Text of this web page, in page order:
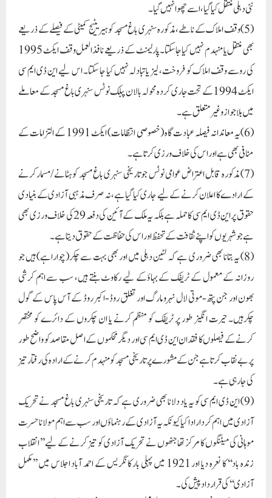
نئی دہلی منتقل کیاگیا، اسے چھوا نہیں گیا۔
(5)وقف املاک کے ناطے،مذکورہ سنہری باغ مسجد کو ہیریٹیج کمیٹی کے فیصلے کے ذریعے
بھی منتقل یا منہدم نہیں کیا جاسکتا۔پارلیمنٹ کے ذریعے نافذالعمل وقف ایکٹ 1995
کی روسے وقف املاک کو فروخت، لیز یاتبادلہ نہیں کیا جا سکتا۔ اس لیے این ڈی ایم سی
ایکٹ 1994 کے تحت جاری کردہ محولہ بالا ن پبلک نوٹس سنہری باغ مسجد کے معاملے
میں بلاجوازو غیرمتعلق ہے۔
(6)یہ معاندانہ فیصلہ عبادت گاہ (خصوصی انتظامات) ایکٹ 1991 کے التزامات کے
منافی بھی ہے اور اس کی خلاف ورزی کرتا ہے۔
(7) مذکورہ قابل اعتراض عوامی نوٹس جوتاریخی سنہری باغ مسجد کو ہٹانے/مسمارکرنے
کے ارادے کا اعلان کرنے کے لیے جاری کیا گیا ہے،نہ صرف مذہبی آزادی کے بنیادی
حقوق پراین ڈی ایم سی کا حملہ ہے بلکہ یہ ملک کے آئین کی دفعہ 29 کی خلاف ورزی بھی
ہے جو شہریوں کو اپنے ثقافت کے تحفظ اور اس کی حفاظت کے حقوق دیتا ہے۔
(8) یہ بتانا بھی ضروری ہے کہ لٹین دہلی میں اور بھی بہت سے چکر(چواراہے) ہیں جو
روزانہ کے معمول کے ٹریفک کے بہاؤکے لیے رکاوٹ بنتے ہیں، سب سے اہم کرشی
بھون اور جن پتھ-موتی لال نہرو مارگ اور تغلق روڈ-اکبر روڈ کے آس پاس کے گول
چکرہیں۔ حیرت انگیز طور پر ٹریفک کو منظم کرنے یا ان چکروں کے دائرے کو مختصر
کرنے کے فیصلوں کا فقدان این ڈی ایم سی اور دیگر محکموں کے اصل مقاصد کو واضح طور
پر بے نقاب کرتا ہے جن کے مشورے پر تاریخی مسجد کو منہدم کرنے کے ارادہ کی رفتارتیز
کی جا رہی ہے۔
(9) این ڈی ایم سی کو یہ یاد دلانا بھی ضروری ہے کہ تاریخی سنہری باغ مسجد نے تحریک
آزادی میں اہم کردار ادا کیا کیونکہ یہ آزادی کے رہنماؤں اور سب سے اہم مولانا حسرت
موہانی کی میٹنگوں کا مرکز تھا جنھوں نے تحریک آزادی کو تیز کرنے کے لیے ’’انقلاب
زندہ باد‘‘ کا نعرہ دیا اور 1921 میں پہلی بار کانگریس کے احمد آباد اجلاس میں ’’مکمل
آزادی‘‘ کی قرارداد پیش کی۔